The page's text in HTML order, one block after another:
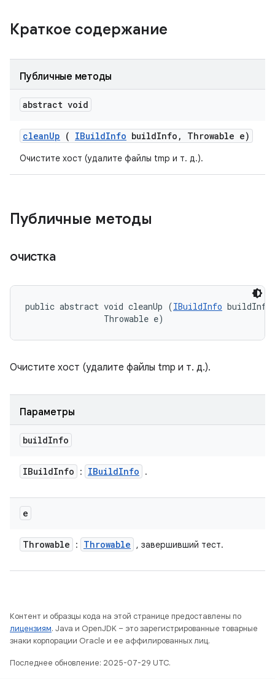
Краткое содержание
Публичные методы
abstract void
cleanUp ( IBuildInfo buildInfo , Throwable e)
Очистите хост (удалите файлы tmp и т. д.).
Публичные методы
очистка
public abstract void cleanUp (IBuildInfo
                Throwable e)
Очистите хост (удалите файлы tmp и т. д.).
Параметры
buildInfo
IBuildInfo : IBuildInfo .
e
Throwable : Throwable , завершивший тест.
Контент и образцы кода на этой странице предоставлены по
лицензиям. Java и OpenJDK – это зарегистрированные товарные
знаки корпорации Oracle и ее аффилированных лиц.
Последнее обновление: 2025-07-29 UTC.